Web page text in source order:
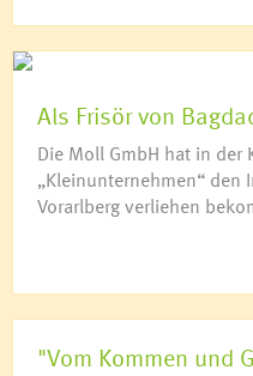
Als Frisör von
Die Moll GmbH hat in der
„Kleinunternehmen“ den
Vorarlberg verliehen
"Vom Kommen und